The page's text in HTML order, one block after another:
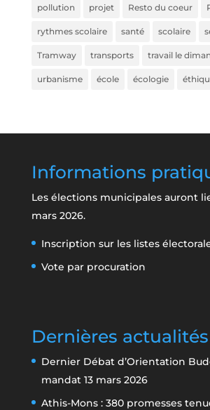
pollution projet Resto du coeur
rythmes scolaire santé scolaire
Tramway transports travail le
urbanisme école écologie
Informations
Les élections municipales auront
mars 2026.
Inscription sur les listes
Vote par procuration
Dernières actualités
Dernier Débat d’Orientation
mandat 13 mars 2026
Athis-Mons : 380 promesses